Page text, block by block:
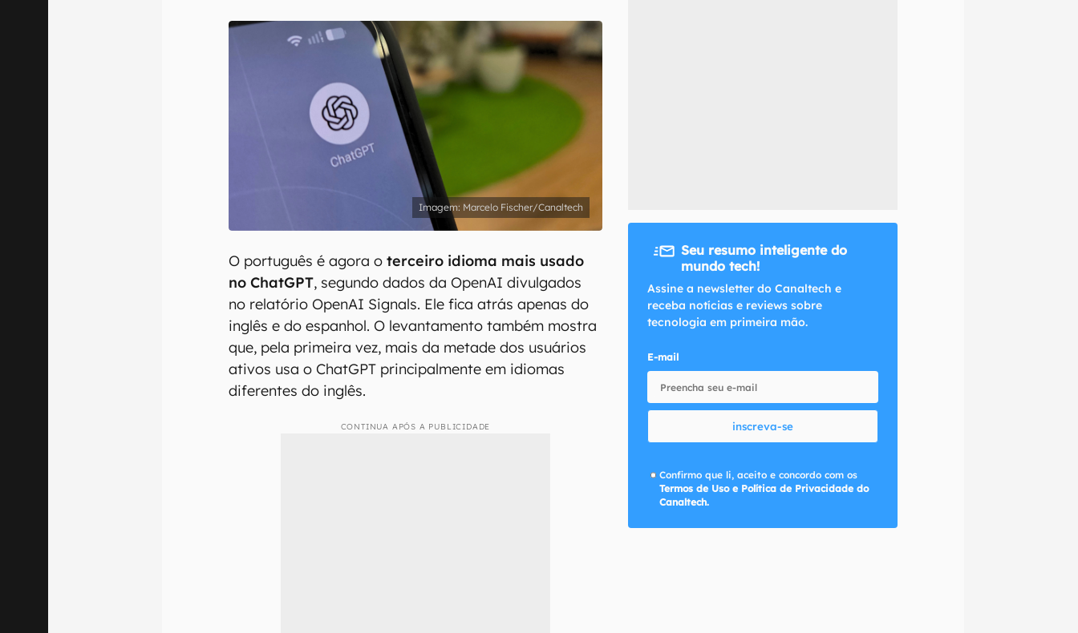
inscreva-se
Confirmo que li, aceito e concordo com os Termos de Uso e Política de Privacidade do Canaltech.
Marcelo Fischer/Canaltech
O português é agora oterceiro idioma mais usado
no ChatGPT, segundo dados da OpenAI divulgados
no relatório OpenAI Signals. Ele fica atrás apenas do
inglês e do espanhol. O levantamento também mostra
que, pela primeira vez, mais da metade dos usuários
ativos usa o ChatGPT principalmente em idiomas
diferentes do inglês.
CONTINUA APÓS A PUBLICIDADE
Seu resumo inteligente do
mundo tech!
Assine a newsletter do Canaltech e
receba notícias e reviews sobre
tecnologia em primeira mão.
E-mail
inscreva-se
Confirmo que li, aceito e concordo com os
Termos de Uso e Política de Privacidade do
Canaltech.